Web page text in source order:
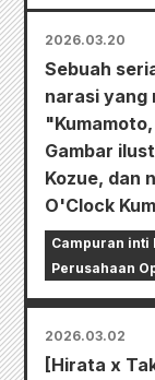
2026.03.20
Sebuah
narasi yang
Gambar
Kozue, dan
O'Clock
Campuran inti
Perusahaan
2026.03.02
[Hirata x